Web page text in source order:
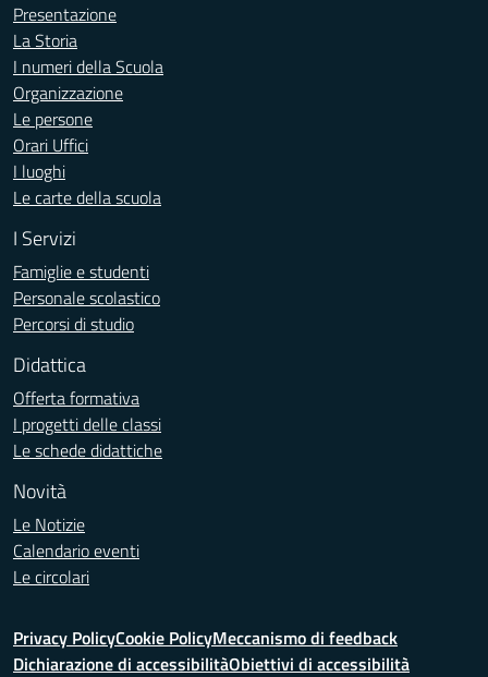
Presentazione
La Storia
I numeri della Scuola
Organizzazione
Le persone
Orari Uffici
I luoghi
Le carte della scuola
I Servizi
Famiglie e studenti
Personale scolastico
Percorsi di studio
Didattica
Offerta formativa
I progetti delle classi
Le schede didattiche
Novità
Le Notizie
Calendario eventi
Le circolari
Privacy PolicyCookie PolicyMeccanismo di feedback
Dichiarazione di accessibilitàObiettivi di accessibilità